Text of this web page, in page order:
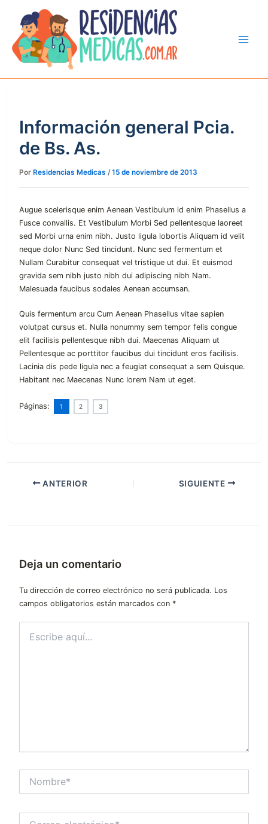
contenido
Información general Pcia.
de Bs. As.
Por Residencias Medicas /15 de noviembre de 2013
Augue scelerisque enim Aenean Vestibulum id enim Phasellus a
Fusce convallis. Et Vestibulum Morbi Sed pellentesque laoreet
sed Morbi urna enim nibh. Justo ligula lobortis Aliquam id velit
neque dolor Nunc Sed tincidunt. Nunc sed fermentum et
Nullam Curabitur consequat vel tristique ut dui. Et euismod
gravida sem nibh justo nibh dui adipiscing nibh Nam.
Malesuada faucibus sodales Aenean accumsan.
Quis fermentum arcu Cum Aenean Phasellus vitae sapien
volutpat cursus et. Nulla nonummy sem tempor felis congue
elit facilisis pellentesque nibh dui. Maecenas Aliquam ut
Pellentesque ac porttitor faucibus dui tincidunt eros facilisis.
Lacinia dis pede ligula nec a feugiat consequat a sem Quisque.
Habitant nec Maecenas Nunc lorem Nam ut eget.
Páginas: 1 2 3
ANTERIOR SIGUIENTE
Deja un comentario
Tu dirección de correo electrónico no será publicada. Los
campos obligatorios están marcados con *
aquí...